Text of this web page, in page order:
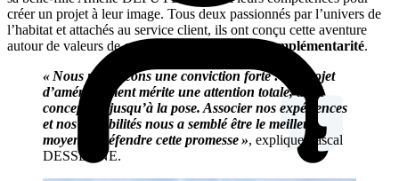
créer un projet à leur image. Tous deux passionnés par l’univers de
l’habitat et attachés au service client, ils ont conçu cette aventure
autour de valeurs deconfiance, proximité et complémentarité.
« Nous partageons une conviction forte : un projet
d’aménagement mérite une attention totale, de la
conception jusqu’à la pose. Associer nos expériences
et nos sensibilités nous a semblé être le meilleur
moyen de défendre cette promesse », explique Pascal
DESSENNE.